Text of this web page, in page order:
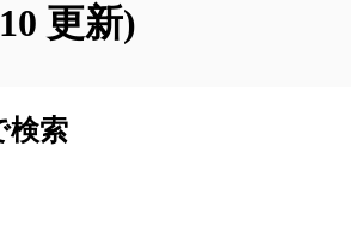
更新)
検索